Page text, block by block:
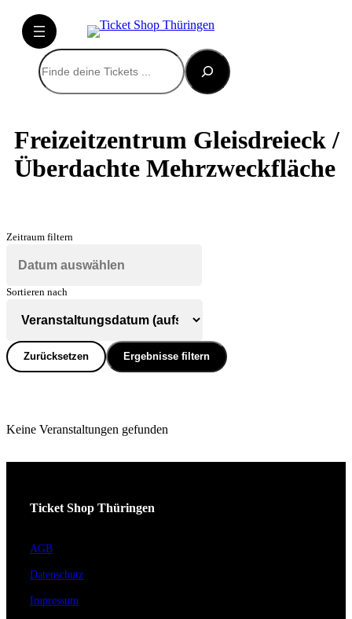
Suchen
Freizeitzentrum Gleisdreieck /
Überdachte Mehrzweckfläche
Zeitraum filtern
Sortieren nach
Zurücksetzen Ergebnisse filtern
Keine Veranstaltungen gefunden
Ticket Shop Thüringen
AGB
Datenschutz
Impressum